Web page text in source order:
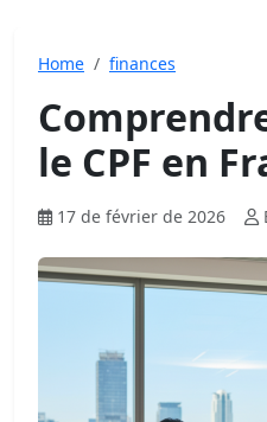
Home finances
le CPF en
17 de février de 2026